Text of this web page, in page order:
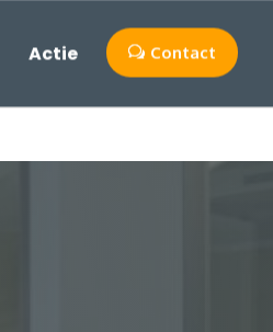
Actie Contact